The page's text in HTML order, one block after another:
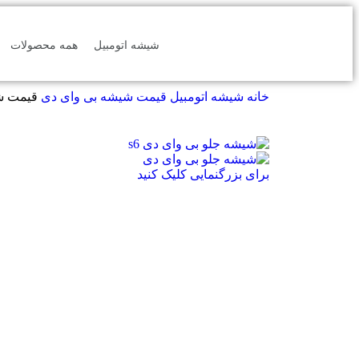
شیشه اتومبیل همه محصولات
خانه شیشه اتومبیل قیمت شیشه بی وای دی قیمت
برای بزرگنمایی کلیک کنید